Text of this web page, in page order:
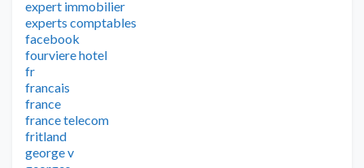
expert immobilier
experts comptables
facebook
fourviere hotel
fr
francais
france
france telecom
fritland
george v